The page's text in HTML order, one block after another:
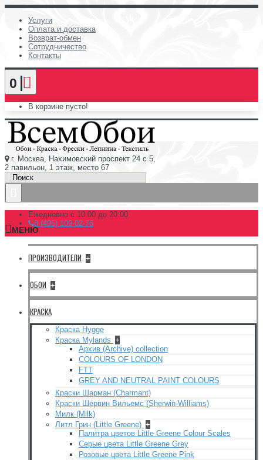
Услуги
Оплата и доставка
Возврат-обмен
Сотрудничество
Контакты
0
В корзине пусто!
г. Москва, Нахимовский проспект 24 с 5,
2 павильон, 1 этаж, место 67
Ежедневно с 10:00 до 20:00
8 (495) 109-02-76
МЕНЮ
ПРОИЗВОДИТЕЛИ +
ОБОИ +
КРАСКА
Краска Hygge
Краска Mylands +
Архив (Archive) collection
COLOURS OF LONDON
FTT
GREY AND NEUTRAL PAINT COLOURS
Краски Шарман (Charmant)
Краски Шервин Вильемс (Sherwin-Williams)
Милк (Milk)
Литл Грин (Little Greene) +
Палитра цветов Little Greene Colour Scales
Серые цвета Little Greene Grey
Розовые цвета Little Greene Pink